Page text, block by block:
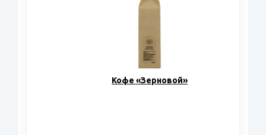
Кофе «Зерновой»